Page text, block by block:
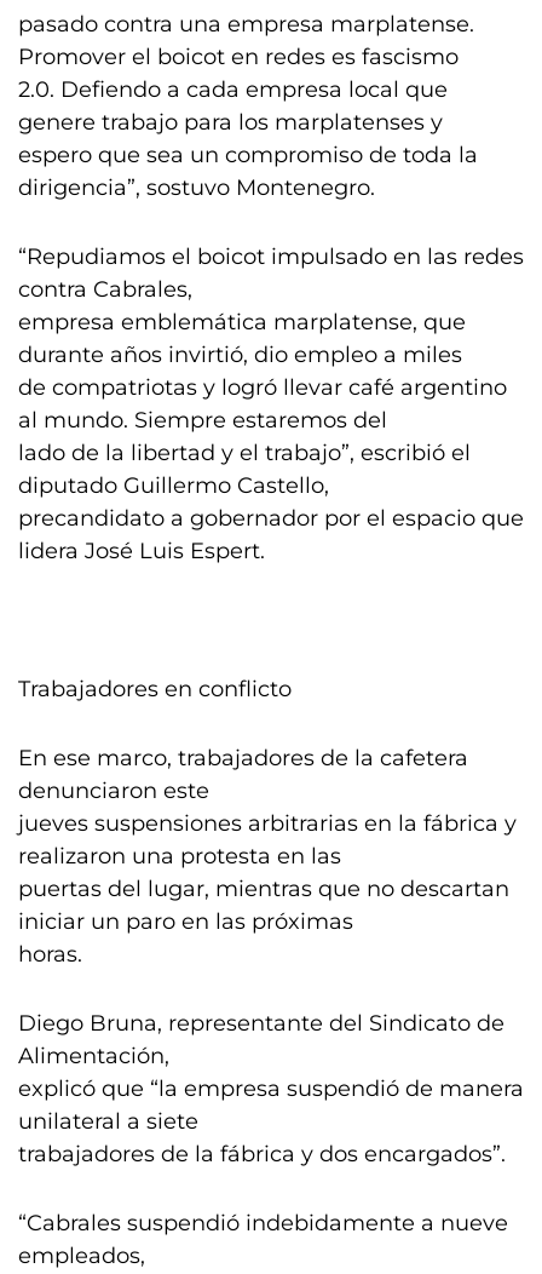
pasado contra una empresa marplatense.
Promover el boicot en redes es fascismo
2.0. Defiendo a cada empresa local que
genere trabajo para los marplatenses y
espero que sea un compromiso de toda la
dirigencia”, sostuvo Montenegro.
“Repudiamos el boicot impulsado en las redes
contra Cabrales,
empresa emblemática marplatense, que
durante años invirtió, dio empleo a miles
de compatriotas y logró llevar café argentino
al mundo. Siempre estaremos del
lado de la libertad y el trabajo”, escribió el
diputado Guillermo Castello,
precandidato a gobernador por el espacio que
lidera José Luis Espert.
Trabajadores en conflicto
En ese marco, trabajadores de la cafetera
denunciaron este
jueves suspensiones arbitrarias en la fábrica y
realizaron una protesta en las
puertas del lugar, mientras que no descartan
iniciar un paro en las próximas
horas.
Diego Bruna, representante del Sindicato de
Alimentación,
explicó que “la empresa suspendió de manera
unilateral a siete
trabajadores de la fábrica y dos encargados”.
“Cabrales suspendió indebidamente a nueve
empleados,